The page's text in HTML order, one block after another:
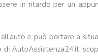
in ritardo per un
e può portare a
AutoAssistenza24.it,